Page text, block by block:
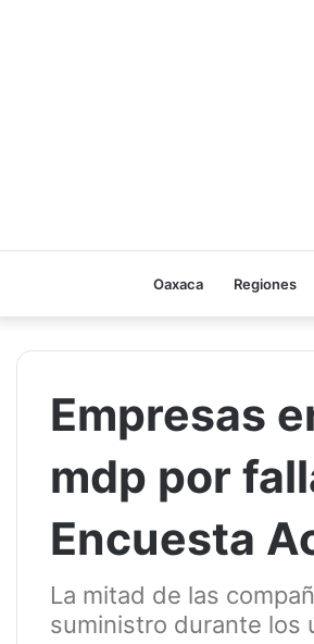
Oaxaca Regiones
Empresas
mdp por
Encuesta
La mitad de las
suministro durante los